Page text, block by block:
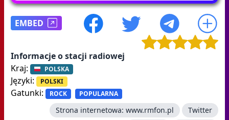
EMBED
Informacje o stacji radiowej
Kraj:
POLSKA
Języki: POLSKI
Gatunki: ROCK POPULARNA
Strona internetowa: www.rmfon.pl
Twitter